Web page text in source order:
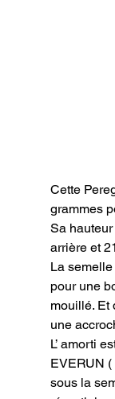
Cette
grammes
Sa hauteur
arrière et
La
pour une
mouillé. Et
une
L’ amorti
EVERUN
sous la